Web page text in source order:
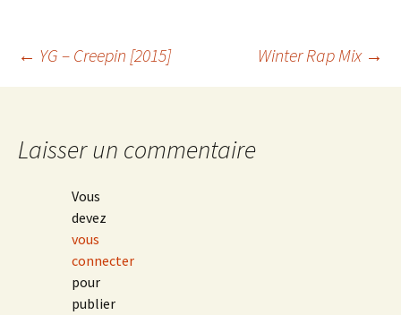
er
o
k
y
Li
n
ge
r
Navigation
articles
← YG – Creepin [2015] Winter Rap Mix →
Laisser un commentaire
Vous
devez
vous
connecter
pour
publier